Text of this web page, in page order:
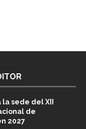
sede del XII
de
2027